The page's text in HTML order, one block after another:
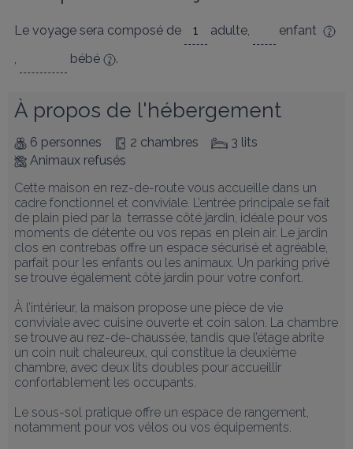
Le voyage sera composé de adulte,
enfant
,
bébé .
À propos de l'hébergement
6 personnes 2 chambres
3 lits
Animaux refusés
Cette maison en rez-de-route vous accueille dans un
cadre fonctionnel et conviviale. L’entrée principale se fait
de plain pied par la  terrasse côté jardin, idéale pour vos
moments de détente ou vos repas en plein air. Le jardin
clos en contrebas offre un espace sécurisé et agréable,
parfait pour les enfants ou les animaux. Un parking privé
se trouve également côté jardin pour votre confort.
À l’intérieur, la maison propose une pièce de vie
conviviale avec cuisine ouverte et coin salon. La chambre
se trouve au rez-de-chaussée, tandis que l’étage abrite
un coin nuit chaleureux, qui constitue la deuxième
chambre, avec deux lits doubles pour accueillir
confortablement les occupants.
Le sous-sol pratique offre un espace de rangement,
notamment pour vos vélos ou vos équipements.